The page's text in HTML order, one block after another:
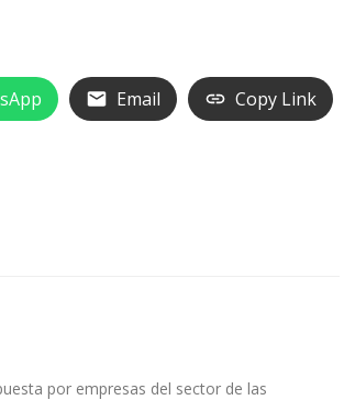
Email Copy Link
por empresas del sector de las